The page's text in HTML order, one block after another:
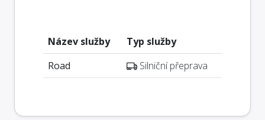
Název služby
Typ služby
Road
Silniční přeprava